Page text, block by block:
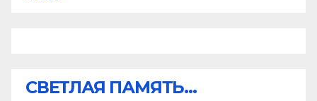
СВЕТЛАЯ ПАМЯТЬ...